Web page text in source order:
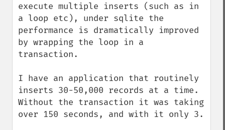
execute multiple inserts (such as in
a loop etc), under sqlite the
performance is dramatically improved
by wrapping the loop in a
transaction.
I have an application that routinely
inserts 30-50,000 records at a time.
Without the transaction it was taking
over 150 seconds, and with it only 3.